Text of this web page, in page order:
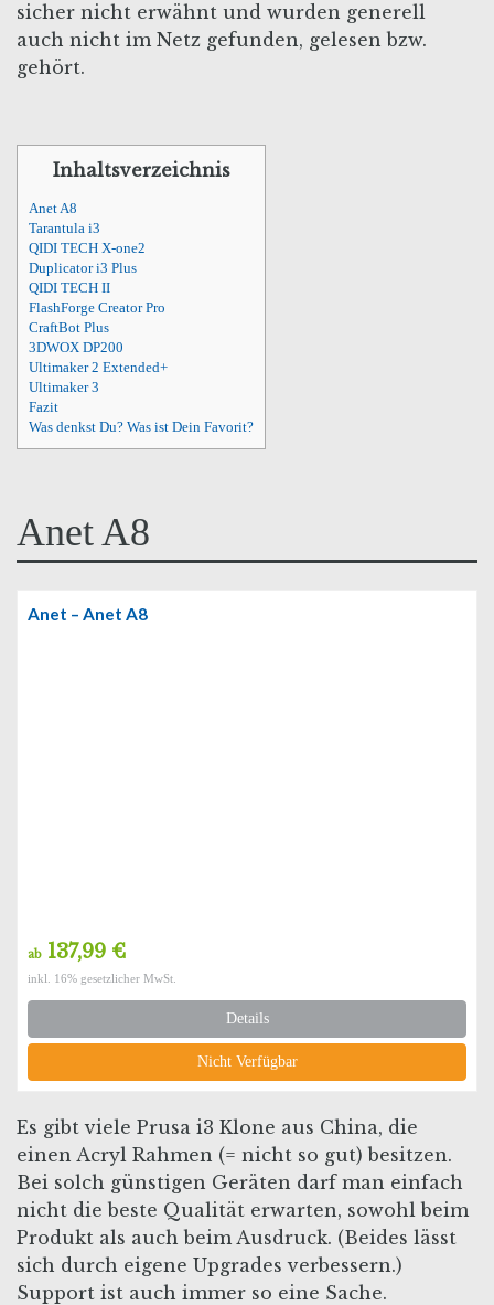
sicher nicht erwähnt und wurden generell
auch nicht im Netz gefunden, gelesen bzw.
gehört.
Inhaltsverzeichnis
Anet A8
Tarantula i3
QIDI TECH X-one2
Duplicator i3 Plus
QIDI TECH II
FlashForge Creator Pro
CraftBot Plus
3DWOX DP200
Ultimaker 2 Extended+
Ultimaker 3
Fazit
Was denkst Du? Was ist Dein Favorit?
Anet A8
Anet – Anet A8
ab 137,99 €
inkl. 16% gesetzlicher MwSt.
Details
Nicht Verfügbar
Es gibt viele Prusa i3 Klone aus China, die
einen Acryl Rahmen (= nicht so gut) besitzen.
Bei solch günstigen Geräten darf man einfach
nicht die beste Qualität erwarten, sowohl beim
Produkt als auch beim Ausdruck. (Beides lässt
sich durch eigene Upgrades verbessern.)
Support ist auch immer so eine Sache.